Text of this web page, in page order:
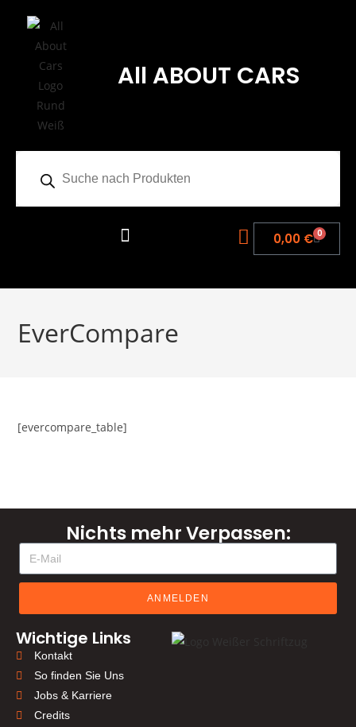
All ABOUT CARS
0,00 € 0
EverCompare
[evercompare_table]
Nichts mehr Verpassen:
ANMELDEN
Wichtige Links
Kontakt
So finden Sie Uns
Jobs & Karriere
Credits